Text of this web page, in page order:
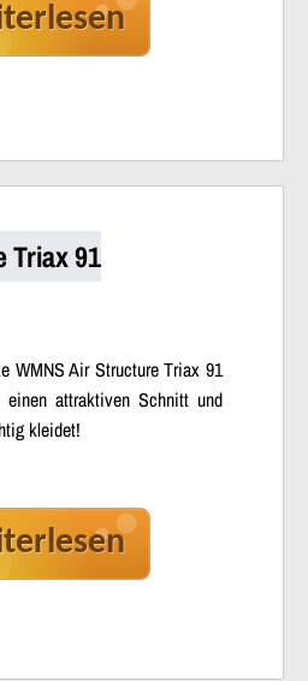
Triax 91
WMNS Air Structure Triax 91
attraktiven Schnitt und
kleidet!